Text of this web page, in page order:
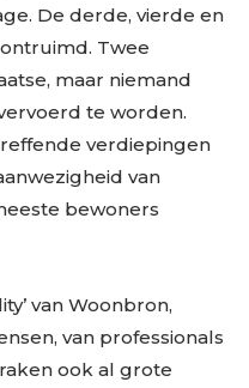
De derde, vierde en
Twee
maar niemand
te worden.
verdiepingen
van
bewoners
van Woonbron,
van professionals
ook al grote